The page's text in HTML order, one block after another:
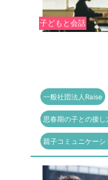
子どもと会話
一般社団法人Raise
思春期の子との接
親子コミュニケーシ